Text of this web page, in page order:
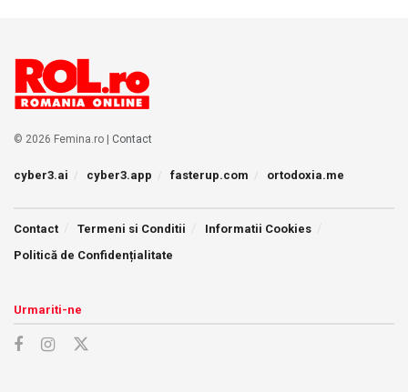
© 2026 Femina.ro | Contact
cyber3.ai cyber3.app fasterup.com ortodoxia.me
Contact Termeni si Conditii
Informatii Cookies
Politică de Confidențialitate
Urmariti-ne